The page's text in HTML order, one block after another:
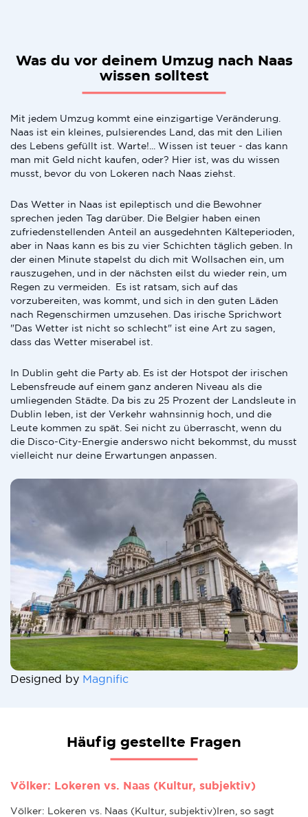
Was du vor deinem Umzug nach Naas
wissen solltest
Mit jedem Umzug kommt eine einzigartige Veränderung.
Naas ist ein kleines, pulsierendes Land, das mit den Lilien
des Lebens gefüllt ist. Warte!... Wissen ist teuer - das kann
man mit Geld nicht kaufen, oder? Hier ist, was du wissen
musst, bevor du von Lokeren nach Naas ziehst.
Das Wetter in Naas ist epileptisch und die Bewohner
sprechen jeden Tag darüber. Die Belgier haben einen
zufriedenstellenden Anteil an ausgedehnten Kälteperioden,
aber in Naas kann es bis zu vier Schichten täglich geben. In
der einen Minute stapelst du dich mit Wollsachen ein, um
rauszugehen, und in der nächsten eilst du wieder rein, um
Regen zu vermeiden. Es ist ratsam, sich auf das
vorzubereiten, was kommt, und sich in den guten Läden
nach Regenschirmen umzusehen. Das irische Sprichwort
"Das Wetter ist nicht so schlecht" ist eine Art zu sagen,
dass das Wetter miserabel ist.
In Dublin geht die Party ab. Es ist der Hotspot der irischen
Lebensfreude auf einem ganz anderen Niveau als die
umliegenden Städte. Da bis zu 25 Prozent der Landsleute in
Dublin leben, ist der Verkehr wahnsinnig hoch, und die
Leute kommen zu spät. Sei nicht zu überrascht, wenn du
die Disco-City-Energie anderswo nicht bekommst, du musst
vielleicht nur deine Erwartungen anpassen.
Designed by Magnific
Häufig gestellte Fragen
Völker: Lokeren vs. Naas (Kultur, subjektiv)
Völker: Lokeren vs. Naas (Kultur, subjektiv)Iren, so sagt